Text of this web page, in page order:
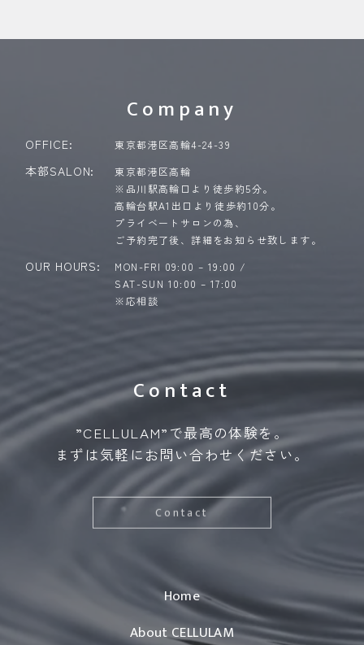
Company
OFFICE: 東京都港区高輪4-24-39
本部SALON:
東京都港区高輪
※品川駅高輪口より徒歩約5分。
高輪台駅A1出口より徒歩約10分。
プライベートサロンの為、
ご予約完了後、詳細をお知らせ致します。
OUR HOURS:
MON-FRI 09:00 – 19:00 /
SAT-SUN 10:00 – 17:00
※応相談
Contact
”CELLULAM”で最高の体験を。
まずは気軽にお問い合わせください。
Contact
Home
About CELLULAM